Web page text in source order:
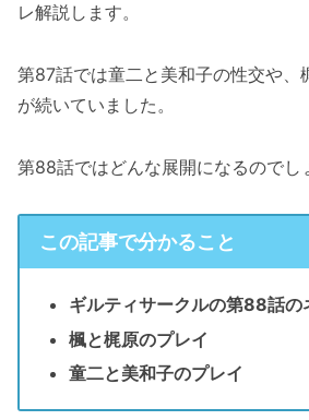
レ解説します。
第87話では童二と美和子の性交や、
が続いていました。
第88話ではどんな展開になるのでし
この記事で分かること
ギルティサークルの第88話の
楓と梶原のプレイ
童二と美和子のプレイ